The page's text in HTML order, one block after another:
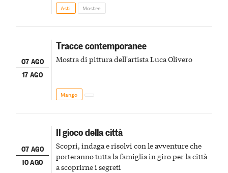
della scena le meraviglie del passato astigiano
Asti Mostre
07 AGO
17 AGO
Tracce contemporanee
Mostra di pittura dell'artista Luca Olivero
Mango
07 AGO
10 AGO
Il gioco della città
Scopri, indaga e risolvi con le avventure che
porteranno tutta la famiglia in giro per la città
a scoprirne i segreti